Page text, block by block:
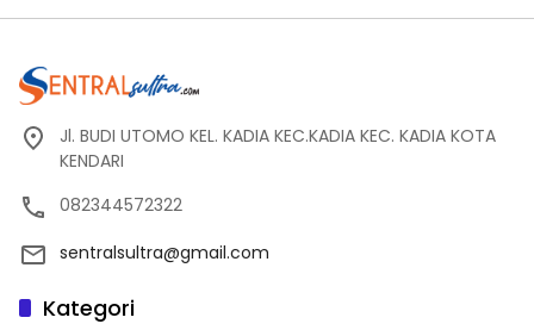
Jl. BUDI UTOMO KEL. KADIA KEC.KADIA KEC. KADIA KOTA
KENDARI
082344572322
sentralsultra@gmail.com
Kategori